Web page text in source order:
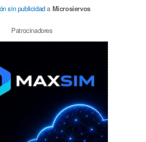
sin publicidada Microsiervos
Patrocinadores